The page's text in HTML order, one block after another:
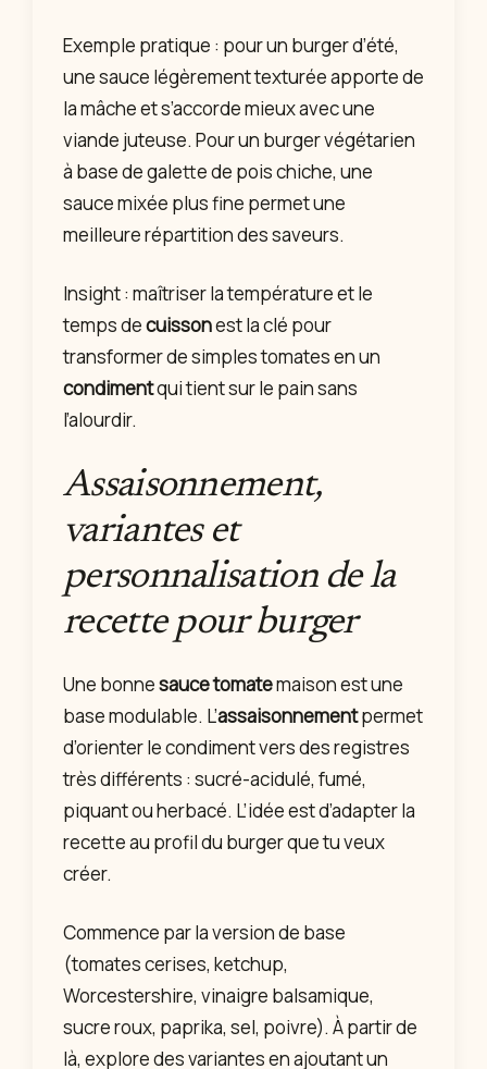
Exemple pratique : pour un burger d’été,
une sauce légèrement texturée apporte de
la mâche et s’accorde mieux avec une
viande juteuse. Pour un burger végétarien
à base de galette de pois chiche, une
sauce mixée plus fine permet une
meilleure répartition des saveurs.
Insight : maîtriser la température et le
temps decuissonest la clé pour
transformer de simples tomates en un
condimentqui tient sur le pain sans
l’alourdir.
Assaisonnement,
variantes et
personnalisation de la
recette pour burger
Une bonnesauce tomatemaison est une
base modulable. L’assaisonnementpermet
d’orienter le condiment vers des registres
très différents : sucré-acidulé, fumé,
piquant ou herbacé. L’idée est d’adapter la
recette au profil du burger que tu veux
créer.
Commence par la version de base
(tomates cerises, ketchup,
Worcestershire, vinaigre balsamique,
sucre roux, paprika, sel, poivre). À partir de
là, explore des variantes en ajoutant un